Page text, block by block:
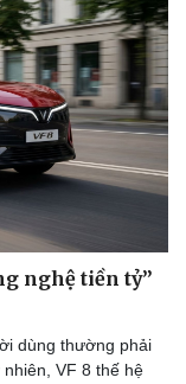
nghệ tiền tỷ”
dùng thường phải
VF 8 thế hệ